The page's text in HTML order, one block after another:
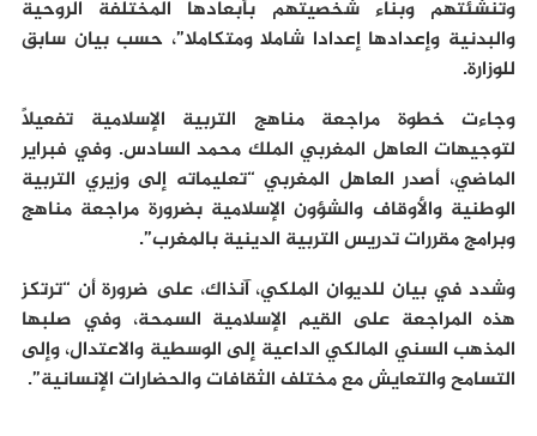
وتنشئتهم وبناء شخصيتهم بأبعادها المختلفة الروحية
والبدنية وإعدادها إعدادا شاملا ومتكاملا”، حسب بيان سابق
للوزارة.
وجاءت خطوة مراجعة مناهج التربية الإسلامية تفعيلاً
لتوجيهات العاهل المغربي الملك محمد السادس. وفي فبراير
الماضي، أصدر العاهل المغربي “تعليماته إلى وزيري التربية
الوطنية والأوقاف والشؤون الإسلامية بضرورة مراجعة مناهج
وبرامج مقررات تدريس التربية الدينية بالمغرب”.
وشدد في بيان للديوان الملكي، آنذاك، على ضرورة أن “ترتكز
هذه المراجعة على القيم الإسلامية السمحة، وفي صلبها
المذهب السني المالكي الداعية إلى الوسطية والاعتدال، وإلى
التسامح والتعايش مع مختلف الثقافات والحضارات الإنسانية”.